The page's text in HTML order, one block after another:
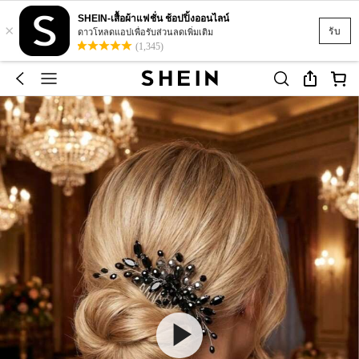
รับ
×
SHEIN-เสื้อผ้าแฟชั่น ช้อปปิ้งออนไลน์
ดาวโหลดแอปเพื่อรับส่วนลดเพิ่มเติม
(1,345)